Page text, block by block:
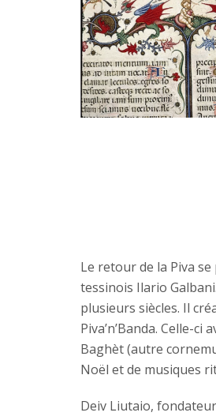
Le retour de la Piva
tessinois Ilario
plusieurs siècles. Il
Piva’n’Banda. Celle-
Baghèt (autre
Noël et de musiques
Deiv Liutaio,